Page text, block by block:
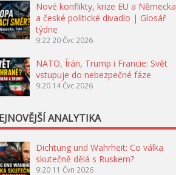
Nové konflikty, krize EU a Německa
a české politické divadlo | Glosář
týdne
9:22 20 Čvc 2026
NATO, Írán, Trump i Francie: Svět
vstupuje do nebezpečné fáze
9:20 14 Čvc 2026
ANALYTIKA
Dichtung und Wahrheit: Co válka
skutečně dělá s Ruskem?
9:20 11 Čvn 2026